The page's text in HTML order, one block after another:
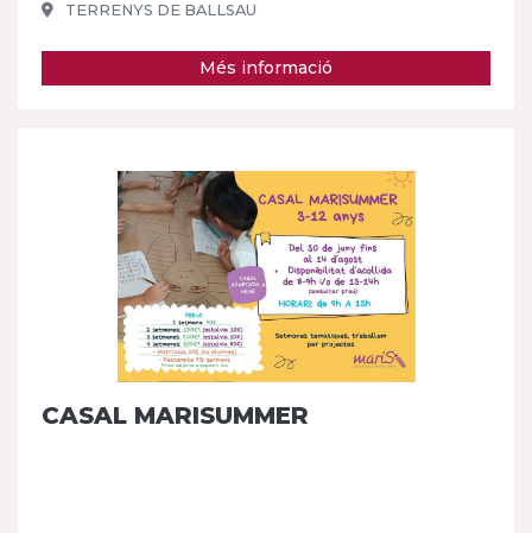
TERRENYS DE BALLSAU
Més informació
CASAL MARISUMMER